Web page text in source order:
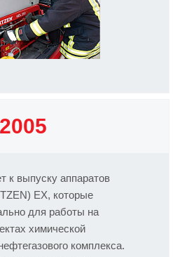
2005
к выпуску аппаратов
EX, которые
для работы на
химической
комплекса.